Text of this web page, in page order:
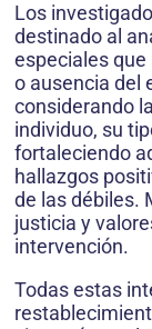
Los
destinado al
especiales
o ausencia del
considerando
individuo, su
fortaleciendo
hallazgos
de las débiles.
justicia y
intervención.
Todas estas